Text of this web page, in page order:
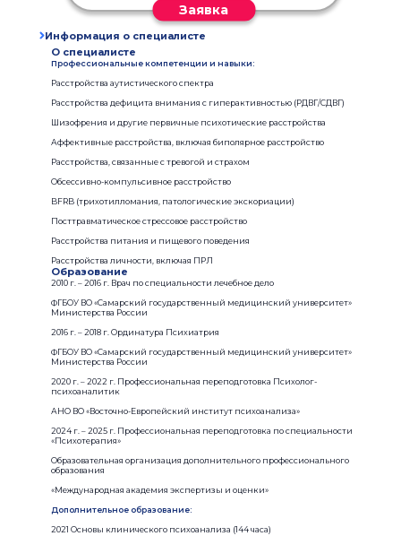
Заявка
Информация о специалисте
О специалисте
Профессиональные компетенции и навыки:
Расстройства аутистического спектра
Расстройства дефицита внимания с гиперактивностью (РДВГ/СДВГ)
Шизофрения и другие первичные психотические расстройства
Аффективные расстройства, включая биполярное расстройство
Расстройства, связанные с тревогой и страхом
Обсессивно-компульсивное расстройство
BFRB (трихотилломания, патологические экскориации)
Посттравматическое стрессовое расстройство
Расстройства питания и пищевого поведения
Расстройства личности, включая ПРЛ
Образование
2010 г. – 2016 г. Врач по специальности лечебное дело
ФГБОУ ВО «Самарский государственный медицинский университет»
Министерства России
2016 г. – 2018 г. Ординатура Психиатрия
ФГБОУ ВО «Самарский государственный медицинский университет»
Министерства России
2020 г. – 2022 г. Профессиональная переподготовка Психолог-
психоаналитик
АНО ВО «Восточно-Европейский институт психоанализа»
2024 г. – 2025 г. Профессиональная переподготовка по специальности
«Психотерапия»
Образовательная организация дополнительного профессионального
образования
«Международная академия экспертизы и оценки»
Дополнительное образование:
2021 Основы клинического психоанализа (144 часа)